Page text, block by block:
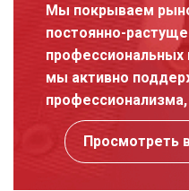
Мы покрываем
постоянно-
профессиональных
мы активно
Просмотреть